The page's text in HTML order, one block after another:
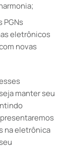
PGNs
eletrônicos
novas
manter seu
na eletrônica